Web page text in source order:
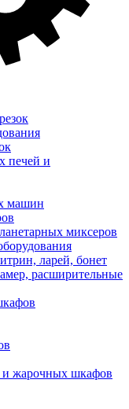
печей и
машин
миксеров
ларей, бонет
расширительные
жарочных шкафов